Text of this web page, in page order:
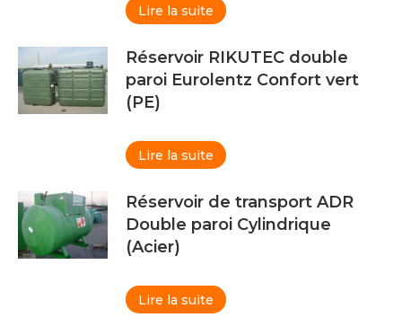
Lire la suite
Réservoir RIKUTEC double
paroi Eurolentz Confort vert
(PE)
Lire la suite
Réservoir de transport ADR
Double paroi Cylindrique
(Acier)
Lire la suite